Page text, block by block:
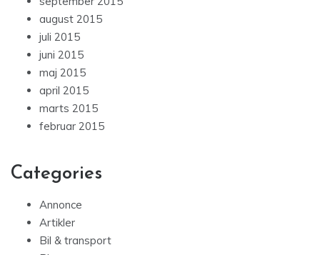
august 2015
juli 2015
juni 2015
maj 2015
april 2015
marts 2015
februar 2015
Categories
Annonce
Artikler
Bil & transport